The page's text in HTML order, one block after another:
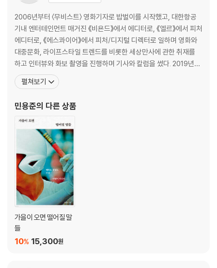
2006년부터 〈무비스트〉 영화기자로 밥벌이를 시작했고, 대한항공
기내 엔터테인먼트 매거진 《비욘드》에서 에디터로, 《엘르》에서 피처
에디터로, 《에스콰이어》에서 피처/디지털 디렉터로 일하며 영화와
대중문화, 라이프스타일 트렌드를 비롯한 세상만사에 관한 취재를
하고 인터뷰와 화보 촬영을 진행하며 기사와 칼럼을 썼다. 2019년부
터 프리랜서 영화 저널리스트이자 대중문화 스스로를 소개하고 있으
나 작가나 평론가 등 세상이 정의하고 명명해준 역할로도 임하며 삶
Cool FM [황정민의 뮤직쇼] 등 TV나
펼쳐보기
민용준의 다른 상품
가을이 오면 떨어질 말
들
15,300원
10%